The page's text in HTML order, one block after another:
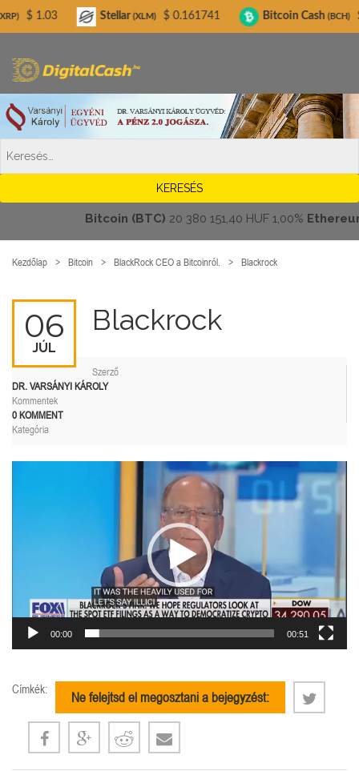
Bitcoin (BTC)20 380 151,40 HUF1,00% Ethereum
Kezdőlap Bitcoin BlackRock CEO a Bitcoinról. Blackrock
06
JÚL
Blackrock
Szerző
DR. VARSÁNYI KÁROLY
Kommentek
0 KOMMENT
Kategória
00:00 00:51
Címkék:
Ne felejtsd el megosztani a bejegyzést:
Stellar(XLM) $ 0.161741 Bitcoin Cash(BCH) $ 215.95
Digitalcash.hu